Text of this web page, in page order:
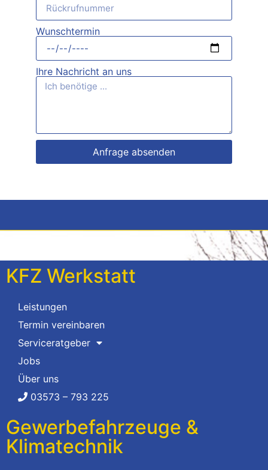
Wunschtermin
Ihre Nachricht an uns
Anfrage absenden
KFZ Werkstatt
Leistungen
Termin vereinbaren
Serviceratgeber
Jobs
Über uns
03573 – 793 225
Gewerbefahrzeuge &
Klimatechnik